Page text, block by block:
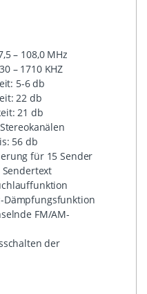
– 108,0 MHz
– 1710 KHZ
5-6 db
22 db
21 db
56 db
für 15 Sender
Sendertext
Dämpfungsfunktion
FM/AM-
der